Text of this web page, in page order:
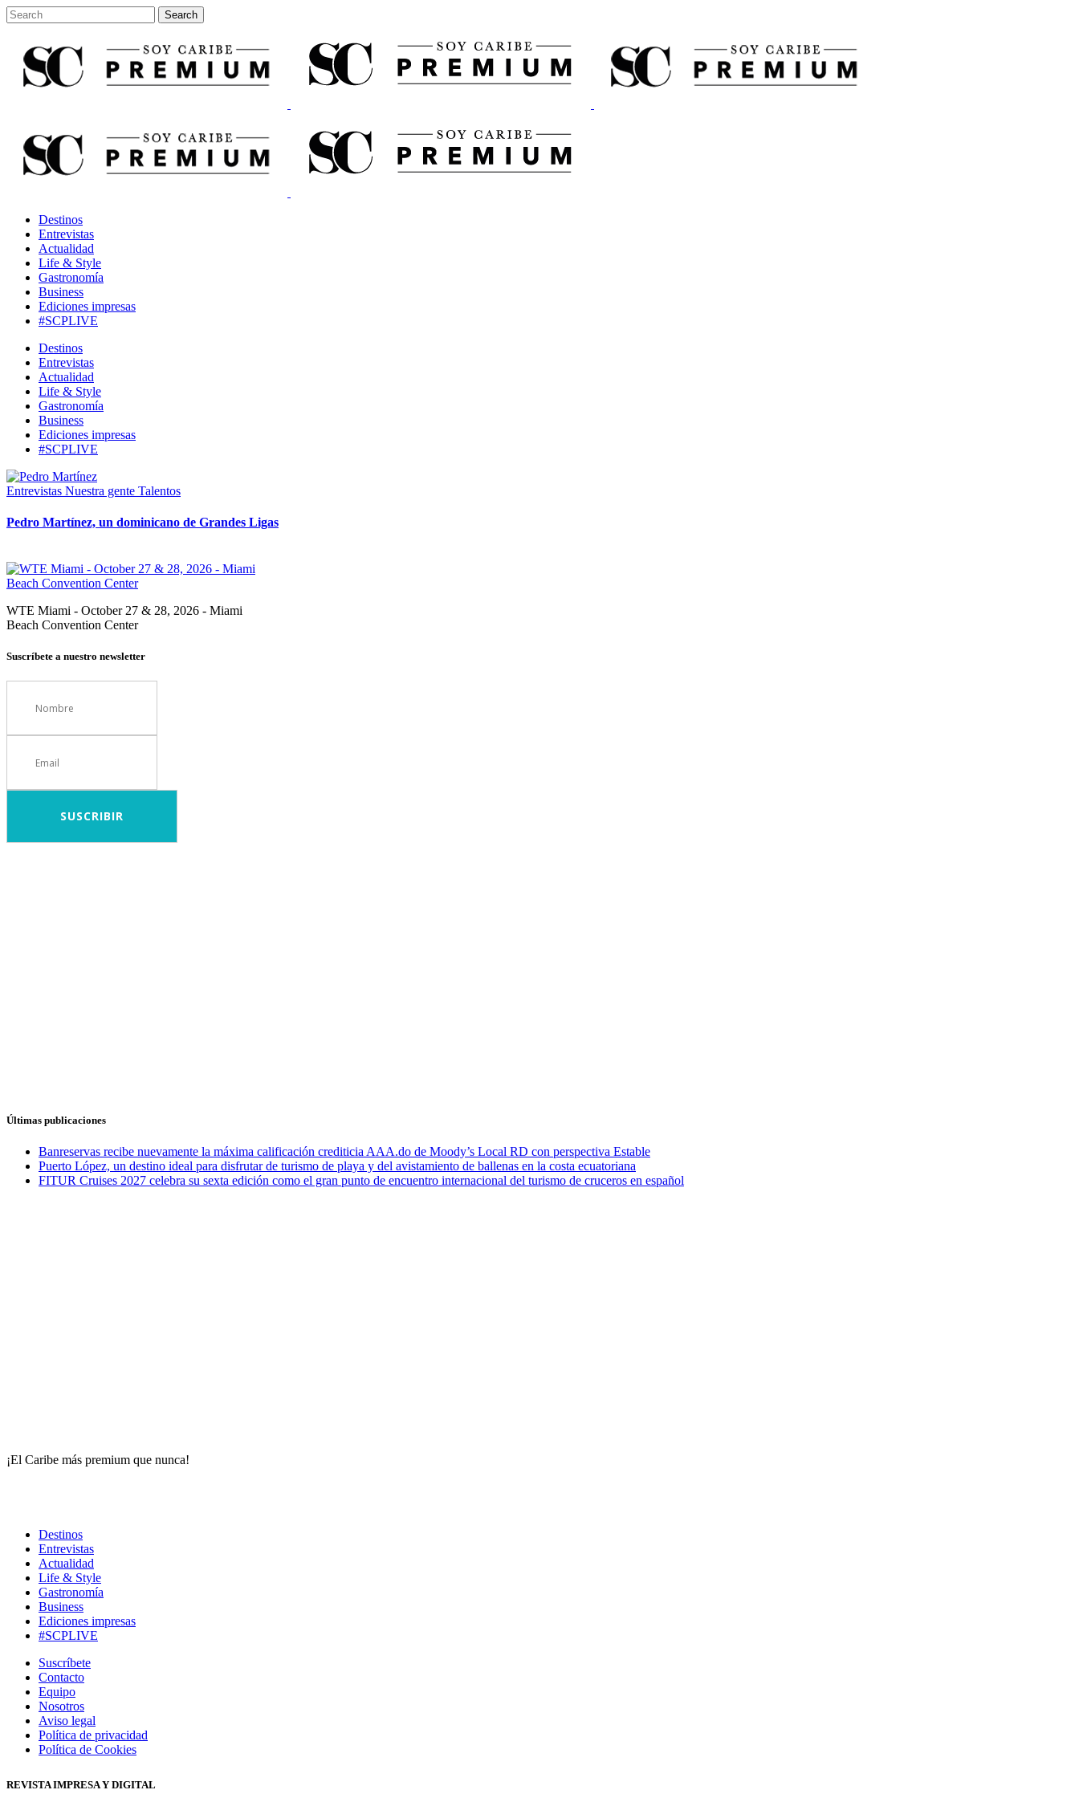
Destinos
Entrevistas
Actualidad
Life & Style
Gastronomía
Business
Ediciones impresas
#SCPLIVE
Destinos
Entrevistas
Actualidad
Life & Style
Gastronomía
Business
Ediciones impresas
#SCPLIVE
Entrevistas Nuestra gente Talentos
Pedro Martínez, un dominicano de Grandes Ligas
WTE Miami - October 27 & 28, 2026 - Miami
Beach Convention Center
Suscríbete a nuestro newsletter
Últimas publicaciones
Banreservas recibe nuevamente la máxima calificación crediticia AAA.do de Moody’s Local RD con perspectiva Estable
Puerto López, un destino ideal para disfrutar de turismo de playa y del avistamiento de ballenas en la costa ecuatoriana
FITUR Cruises 2027 celebra su sexta edición como el gran punto de encuentro internacional del turismo de cruceros en español
¡El Caribe más premium que nunca!
Destinos
Entrevistas
Actualidad
Life & Style
Gastronomía
Business
Ediciones impresas
#SCPLIVE
Suscríbete
Contacto
Equipo
Nosotros
Aviso legal
Política de privacidad
Política de Cookies
REVISTA IMPRESA Y DIGITAL